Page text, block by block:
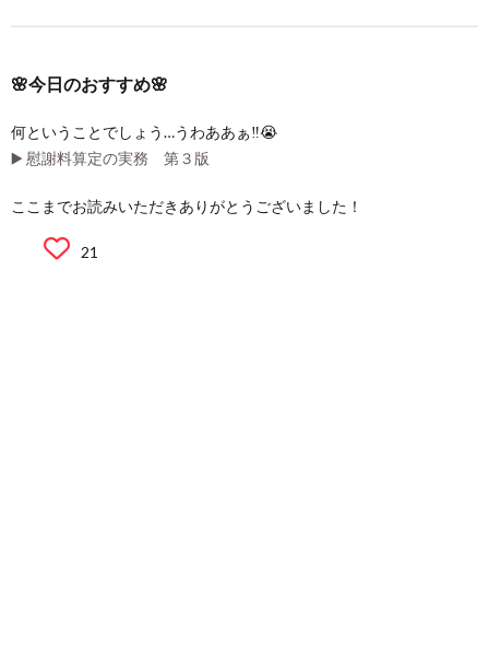
🌸今日のおすすめ🌸
何ということでしょう…うわああぁ‼️😭
▶️ 慰謝料算定の実務 第３版
ここまでお読みいただきありがとうございました！
21